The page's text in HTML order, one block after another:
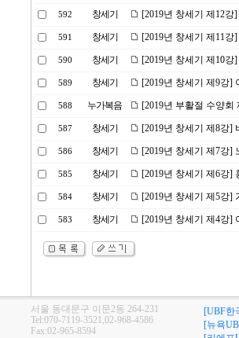
592 창세기 [2019년 창세기 제12
591 창세기 [2019년 창세기 제11
590 창세기 [2019년 창세기 제10
589 창세기 [2019년 창세기 제9강]
588 누가복음 [2019년 부활절 수양
587 창세기 [2019년 창세기 제8강]
586 창세기 [2019년 창세기 제7강]
585 창세기 [2019년 창세기 제6강]
584 창세기 [2019년 창세기 제5강]
583 창세기 [2019년 창세기 제4강]
서울 동대문구 이문2동 264-231
Tel:070-7119-3521,02-968-4586
Fax:02-965-8594
[UBF한
[뉴욕